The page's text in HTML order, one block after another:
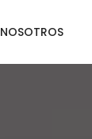
NOSOTROS